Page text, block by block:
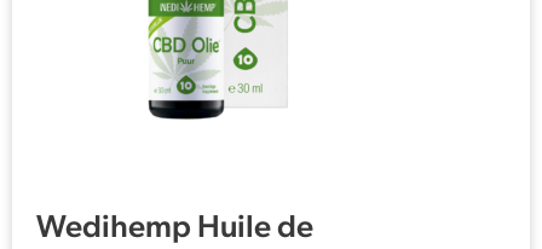
Wedihemp Huile de